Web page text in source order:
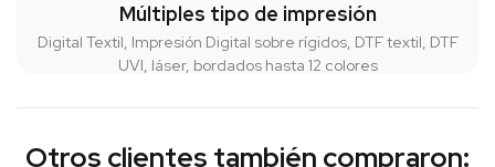
Múltiples tipo de impresión
Digital Textil, Impresión Digital sobre rígidos, DTF textil, DTF
UVI, láser, bordados hasta 12 colores
Otros clientes también compraron: